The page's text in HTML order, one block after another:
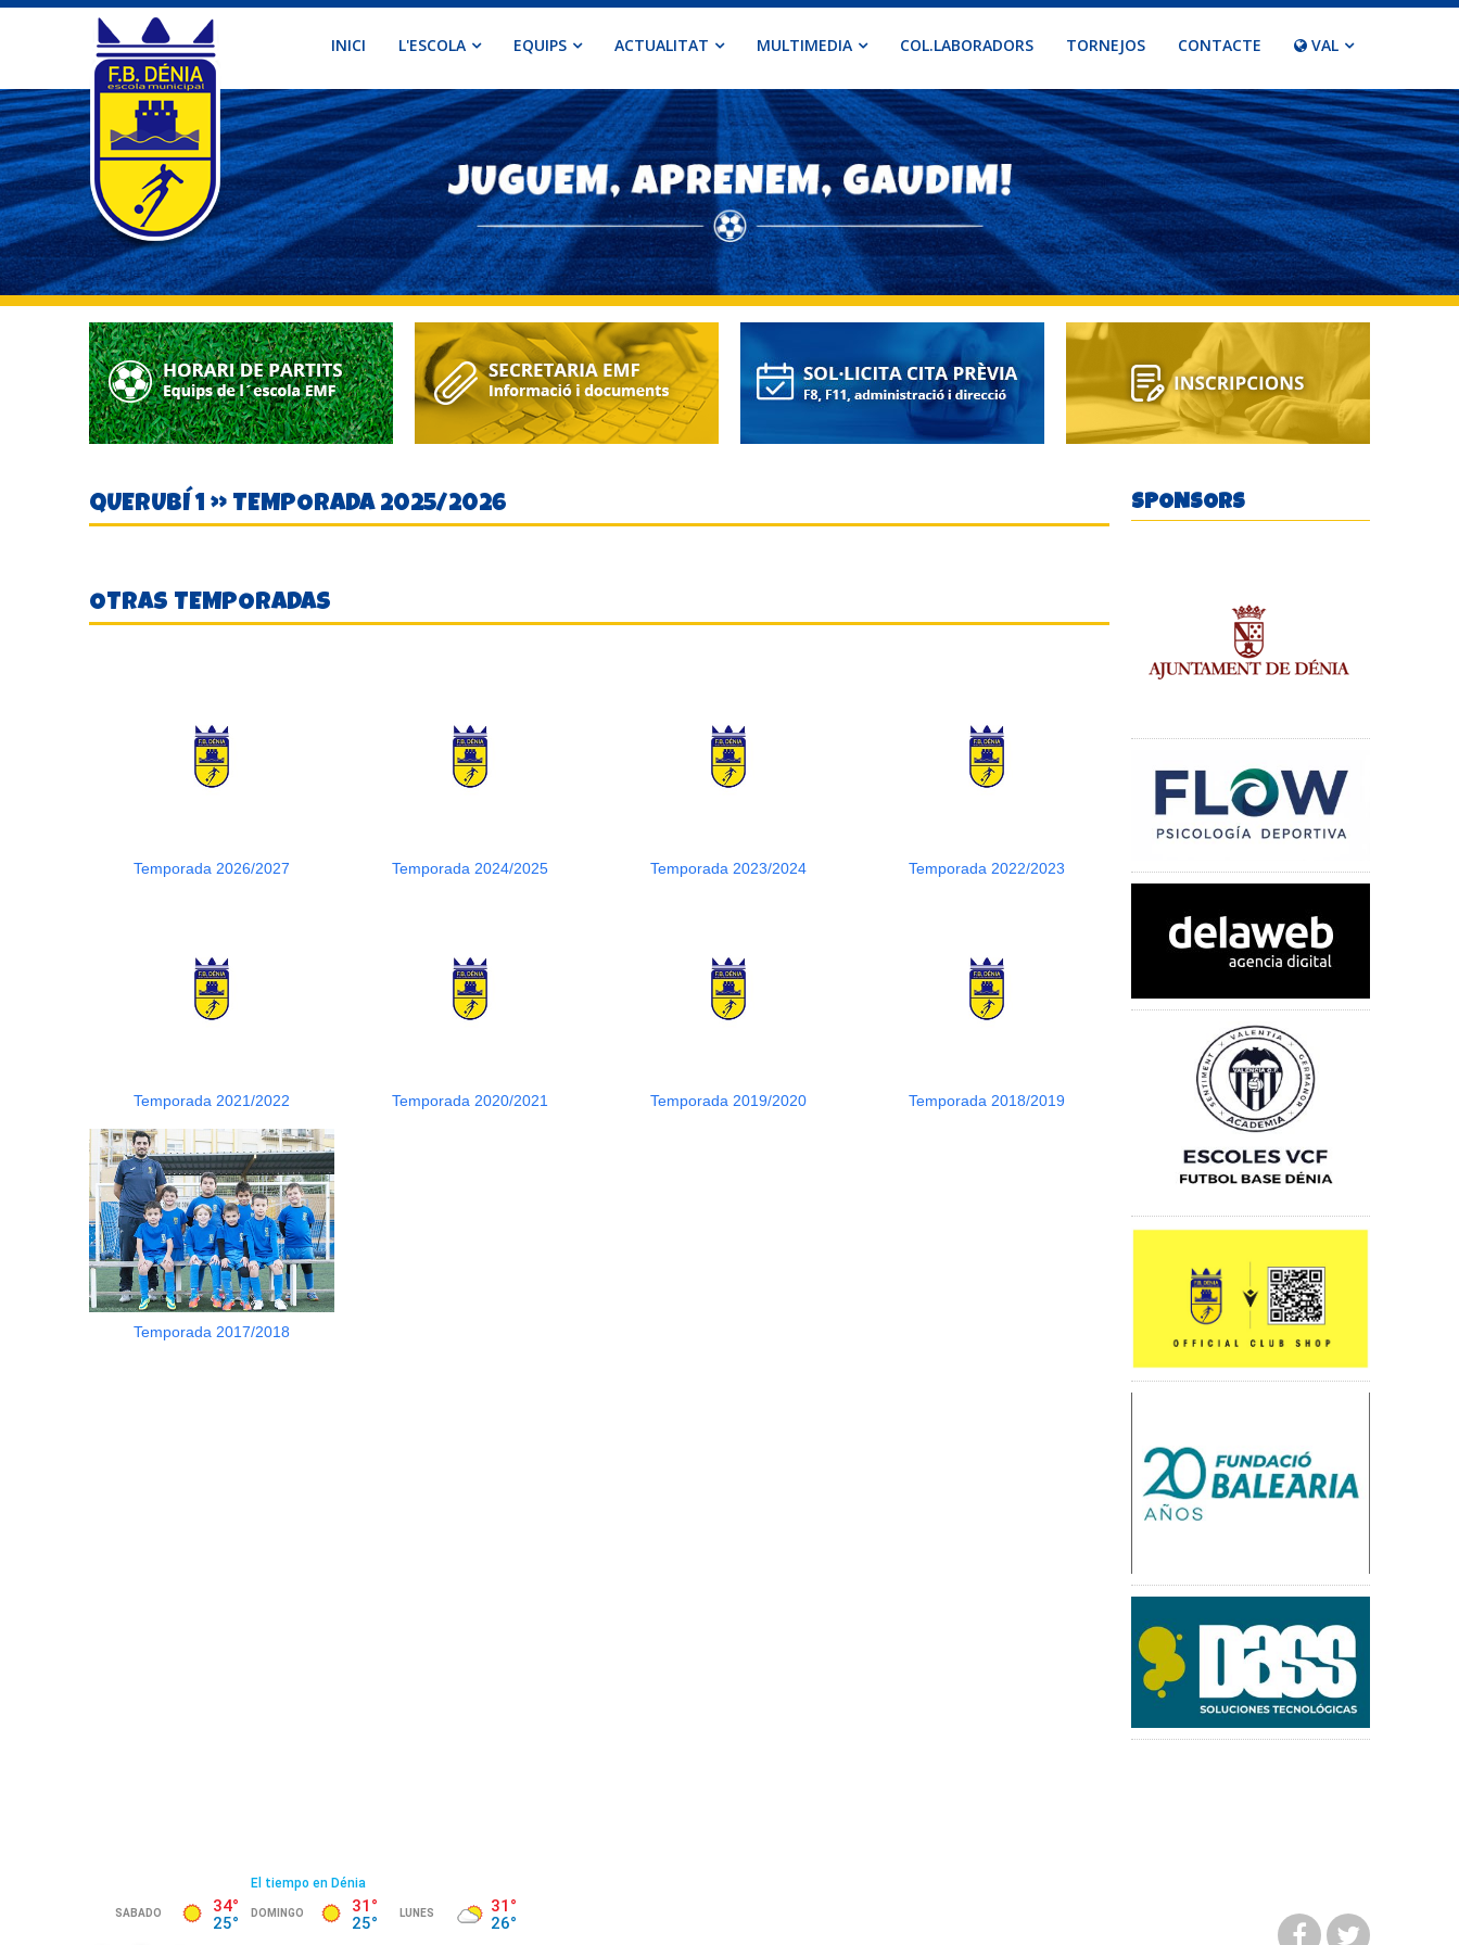
INICI L'ESCOLA EQUIPS ACTUALITAT MULTIMEDIA COL.LABORADORS TORNEJOS CONTACTE VAL
QUERUBÍ 1 » TEMPORADA 2025/2026
OTRAS TEMPORADAS
Temporada 2026/2027 Temporada 2024/2025 Temporada 2023/2024 Temporada 2022/2023
Temporada 2021/2022 Temporada 2020/2021 Temporada 2019/2020 Temporada 2018/2019
Temporada 2017/2018
SPONSORS